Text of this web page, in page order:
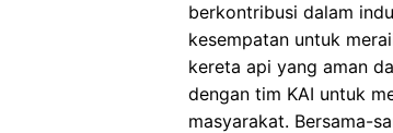
berkontribusi dalam
kesempatan untuk
kereta api yang aman
dengan tim KAI untuk
masyarakat. Bersama-